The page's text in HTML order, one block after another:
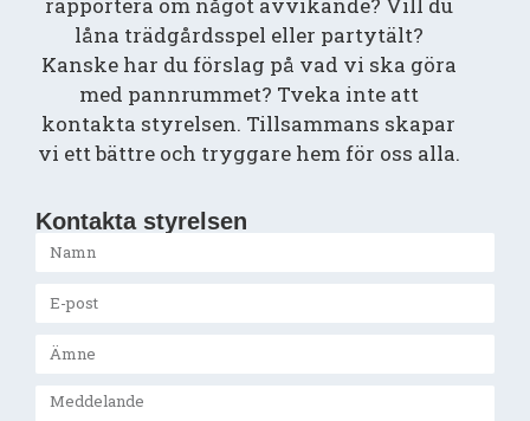
rapportera om något avvikande? Vill du
låna trädgårdsspel eller partytält?
Kanske har du förslag på vad vi ska göra
med pannrummet? Tveka inte att
kontakta styrelsen. Tillsammans skapar
vi ett bättre och tryggare hem för oss alla.
Kontakta styrelsen